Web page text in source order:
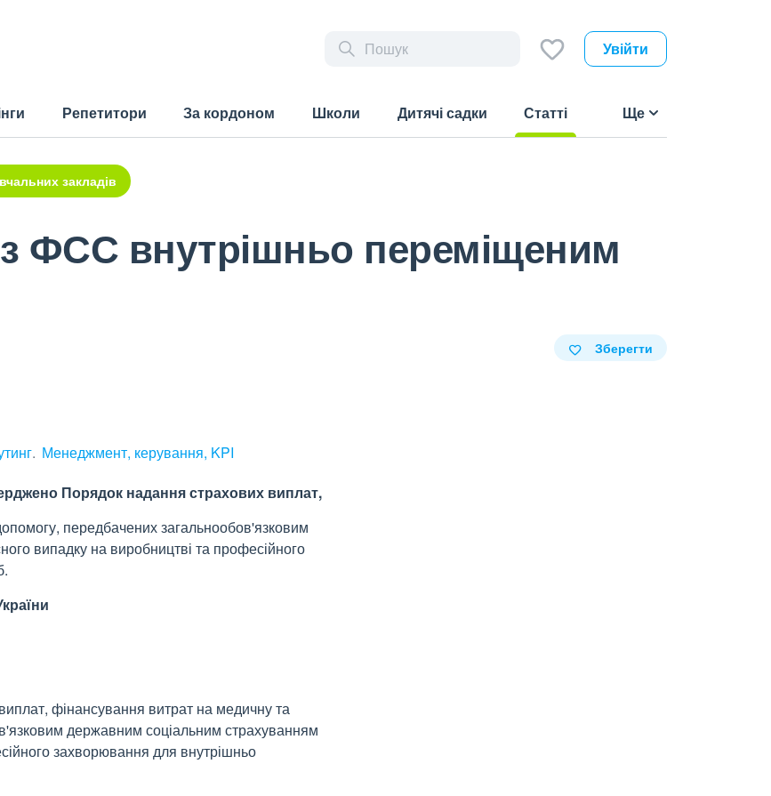
Увійти
Репетитори За кордоном Школи Дитячі садки
Статті
Ще
закладів
ФСС внутрішньо переміщеним
Зберегти
Менеджмент, керування, KPI
Порядок надання страхових виплат,
передбачених загальнообов'язковим
випадку на виробництві та професійного
фінансування витрат на медичну та
державним соціальним страхуванням
захворювання для внутрішньо